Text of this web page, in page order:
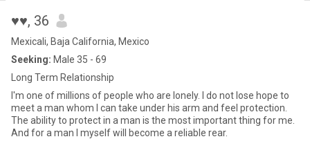
♥♥, 36
Mexicali, Baja California, Mexico
Seeking: Male 35 - 69
Long Term Relationship
I'm one of millions of people who are lonely. I do not lose hope to
meet a man whom I can take under his arm and feel protection.
The ability to protect in a man is the most important thing for me.
And for a man I myself will become a reliable rear.